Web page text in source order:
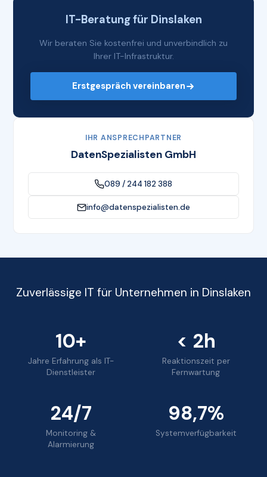
IT-Beratung für Dinslaken
Wir beraten Sie kostenfrei und unverbindlich zu
Ihrer IT-Infrastruktur.
Erstgespräch vereinbaren
IHR ANSPRECHPARTNER
DatenSpezialisten GmbH
089 / 244 182 388
info@datenspezialisten.de
Zuverlässige IT für Unternehmen in Dinslaken
10+
Jahre Erfahrung als IT-
Dienstleister
< 2h
Reaktionszeit per
Fernwartung
24/7
Monitoring &
Alarmierung
98,7%
Systemverfügbarkeit